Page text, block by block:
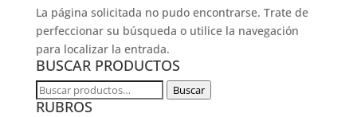
La página solicitada no pudo encontrarse. Trate de
perfeccionar su búsqueda o utilice la navegación
para localizar la entrada.
BUSCAR PRODUCTOS
Buscar
por:
Buscar
RUBROS